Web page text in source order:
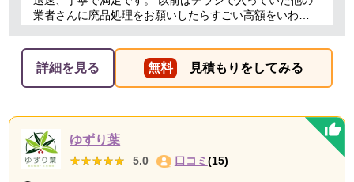
業者さんに廃品処理をお願いしたらすごい高額をいわれ
うと思っております。
詳細を見る 無料 見積もりをしてみる
ゆずり葉
★★★★★
★★★★★ 5.0 口コミ (15)